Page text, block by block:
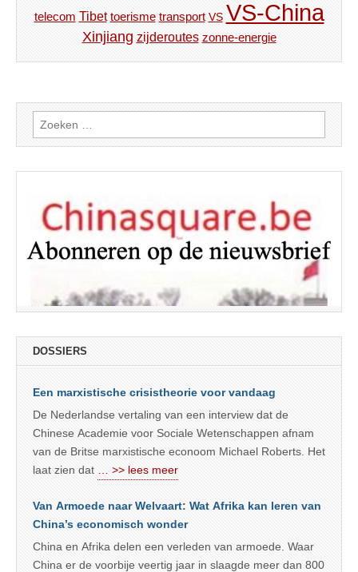
telecom Tibet toerisme transport VS VS-China
Xinjiang zijderoutes zonne-energie
Zoeken
naar:
DOSSIERS
Een marxistische crisistheorie voor vandaag
De Nederlandse vertaling van een interview dat de
Chinese Academie voor Sociale Wetenschappen afnam
van de Britse marxistische econoom Michael Roberts. Het
laat zien dat
… >> lees meer
Van Armoede naar Welvaart: Wat Afrika kan leren van
China’s economisch wonder
China en Afrika delen een verleden van armoede. Waar
China er de voorbije veertig jaar in slaagde meer dan 800